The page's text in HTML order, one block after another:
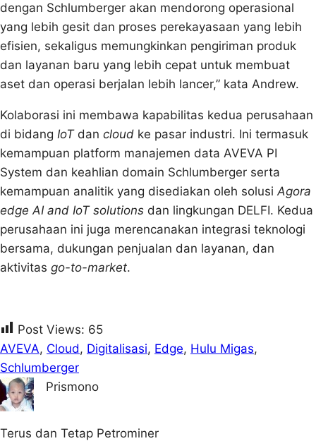
dengan Schlumberger akan mendorong operasional
yang lebih gesit dan proses perekayasaan yang lebih
efisien, sekaligus memungkinkan pengiriman produk
dan layanan baru yang lebih cepat untuk membuat
aset dan operasi berjalan lebih lancer,” kata Andrew.
Kolaborasi ini membawa kapabilitas kedua perusahaan
di bidang IoTdan cloud ke pasar industri. Ini termasuk
kemampuan platform manajemen data AVEVA PI
System dan keahlian domain Schlumberger serta
kemampuan analitik yang disediakan oleh solusiAgora
edge AI and IoT solutions dan lingkungan DELFI. Kedua
perusahaan ini juga merencanakan integrasi teknologi
bersama, dukungan penjualan dan layanan, dan
aktivitas go-to-market.
Post Views: 65
AVEVA, Cloud, Digitalisasi, Edge, Hulu Migas
Schlumberger
Prismono
Terus dan Tetap Petrominer